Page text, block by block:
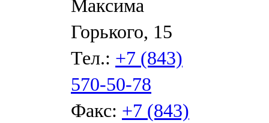
Максима
Горького, 15
Тел.: +7 (843)
570-50-78
Факс: +7 (843)